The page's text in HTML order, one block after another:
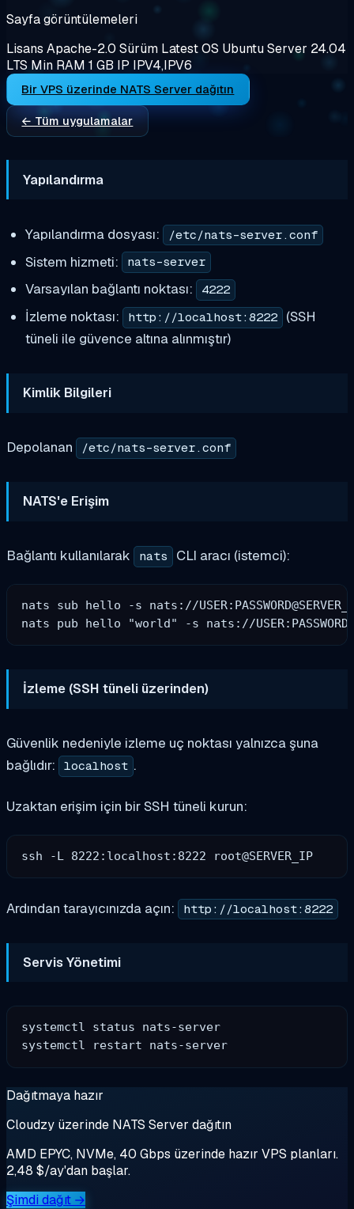
Sayfa görüntülemeleri
Lisans Apache-2.0 Sürüm LatestOS Ubuntu Server 24.04
LTS Min RAM 1 GB IP IPV4,IPV6
Bir VPS üzerinde NATS Server dağıtın
← Tüm uygulamalar
Yapılandırma
Yapılandırma dosyası: /etc/nats-server.conf
Sistem hizmeti: nats-server
Varsayılan bağlantı noktası: 4222
İzleme noktası: http://localhost:8222
(SSH
tüneli ile güvence altına alınmıştır)
Kimlik Bilgileri
Depolanan /etc/nats-server.conf
NATS'e Erişim
Bağlantı kullanılarak nats CLI aracı (istemci):
nats sub hello -s nats://
İzleme (SSH tüneli üzerinden)
Güvenlik nedeniyle izleme uç noktası yalnızca şuna
bağlıdır:
localhost .
Uzaktan erişim için bir SSH tüneli kurun:
Ardından tarayıcınızda açın: http://localhost:8222
Servis Yönetimi
systemctl status nats-server
Dağıtmaya hazır
Cloudzy üzerinde NATS Server dağıtın
AMD EPYC, NVMe, 40 Gbps üzerinde hazır VPS planları.
2,48 $/ay'dan başlar.
Şimdi dağıt →